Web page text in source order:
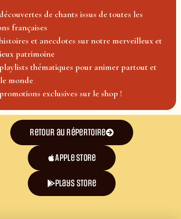
de chants issus de toutes les
françaises
et anecdotes sur notre merveilleux et
patrimoine
thématiques pour animer partout et
monde
exclusives sur le shop !
Retour au répertoire
Apple Store
plays store